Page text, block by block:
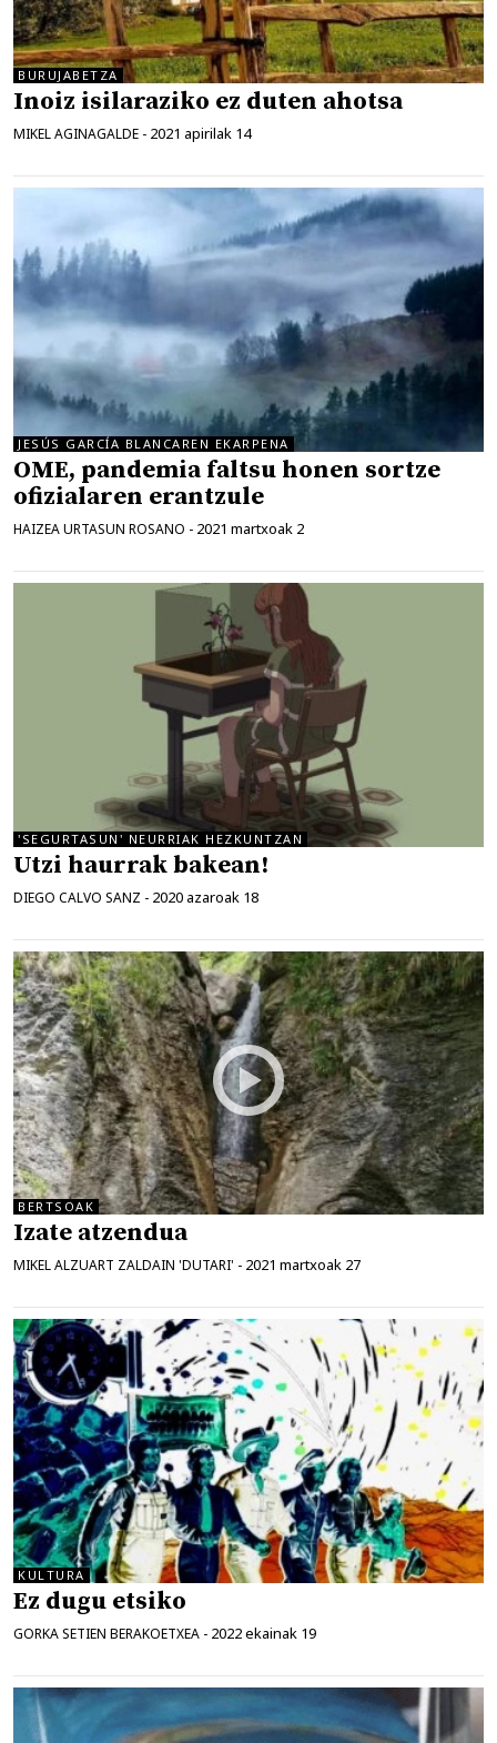
BURUJABETZA
Inoiz isilaraziko ez duten ahotsa
MIKEL AGINAGALDE - 2021 apirilak 14
JESÚS GARCÍA BLANCAREN EKARPENA
OME, pandemia faltsu honen sortze
ofizialaren erantzule
HAIZEA URTASUN ROSANO - 2021 martxoak 2
'SEGURTASUN' NEURRIAK HEZKUNTZAN
Utzi haurrak bakean!
DIEGO CALVO SANZ - 2020 azaroak 18
BERTSOAK
Izate atzendua
MIKEL ALZUART ZALDAIN 'DUTARI' - 2021 martxoak 27
KULTURA
Ez dugu etsiko
GORKA SETIEN BERAKOETXEA - 2022 ekainak 19